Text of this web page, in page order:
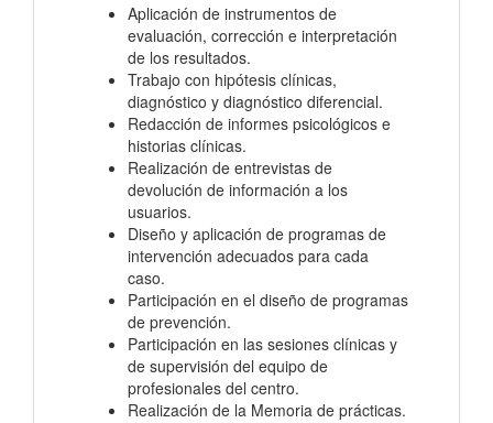
Aplicación de instrumentos de
evaluación, corrección e interpretación
de los resultados.
Trabajo con hipótesis clínicas,
diagnóstico y diagnóstico diferencial.
Redacción de informes psicológicos e
historias clínicas.
Realización de entrevistas de
devolución de información a los
usuarios.
Diseño y aplicación de programas de
intervención adecuados para cada
caso.
Participación en el diseño de programas
de prevención.
Participación en las sesiones clínicas y
de supervisión del equipo de
profesionales del centro.
Realización de la Memoria de prácticas.